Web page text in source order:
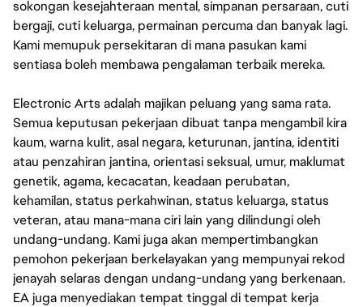
sokongan kesejahteraan mental, simpanan persaraan, cuti
bergaji, cuti keluarga, permainan percuma dan banyak lagi.
Kami memupuk persekitaran di mana pasukan kami
sentiasa boleh membawa pengalaman terbaik mereka.
Electronic Arts adalah majikan peluang yang sama rata.
Semua keputusan pekerjaan dibuat tanpa mengambil kira
kaum, warna kulit, asal negara, keturunan, jantina, identiti
atau penzahiran jantina, orientasi seksual, umur, maklumat
genetik, agama, kecacatan, keadaan perubatan,
kehamilan, status perkahwinan, status keluarga, status
veteran, atau mana-mana ciri lain yang dilindungi oleh
undang-undang. Kami juga akan mempertimbangkan
pemohon pekerjaan berkelayakan yang mempunyai rekod
jenayah selaras dengan undang-undang yang berkenaan.
EA juga menyediakan tempat tinggal di tempat kerja